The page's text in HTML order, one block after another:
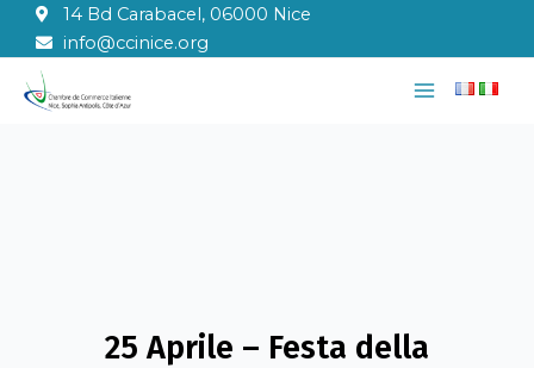
contenuto
14 Bd Carabacel, 06000 Nice
info@ccinice.org
Main
25 Aprile – Festa della